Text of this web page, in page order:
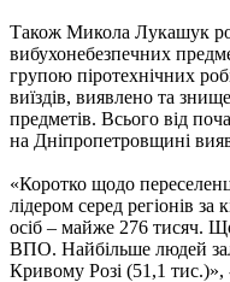
Також Микола Лукашук
вибухонебезпечних
групою піротехнічних
виїздів, виявлено та
предметів. Всього від
на Дніпропетровщині
«Коротко щодо
лідером серед регіонів
осіб – майже 276 тисяч.
ВПО. Найбільше людей
Кривому Розі (51,1 тис.)»,